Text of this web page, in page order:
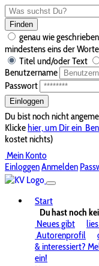
Finden
genau wie geschrieben
mindestens eins der Worte
Titel und/oder Text
Benutzername
Passwort
Einloggen
Du bist noch nicht
Klickehier, um Dir ein
kostet nichts)
Mein Konto
EinloggenAnmelden
Start
Du hast noch
Neues gibt
Autorenprofil
& interessiert?
ein!